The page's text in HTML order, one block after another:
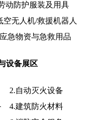
动防护服装及用具
空无人机/救援机器人
应急物资与急救用品
设备展区
2.自动灭火设备
4.建筑防火材料